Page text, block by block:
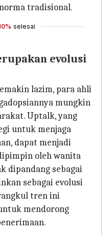
tradisional.
selesai
evolusi
lazim, para ahli
mungkin
Uptalk, yang
untuk menjaga
dapat menjadi
oleh wanita
dipandang sebagai
sebagai evolusi
tren ini
mendorong